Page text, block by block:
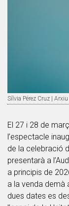
Sílvia Pérez Cruz | Arxiu
El 27 i 28 de
l’espectacle
de la celebració
presentarà a
a principis de
a la venda demà
dues dates es